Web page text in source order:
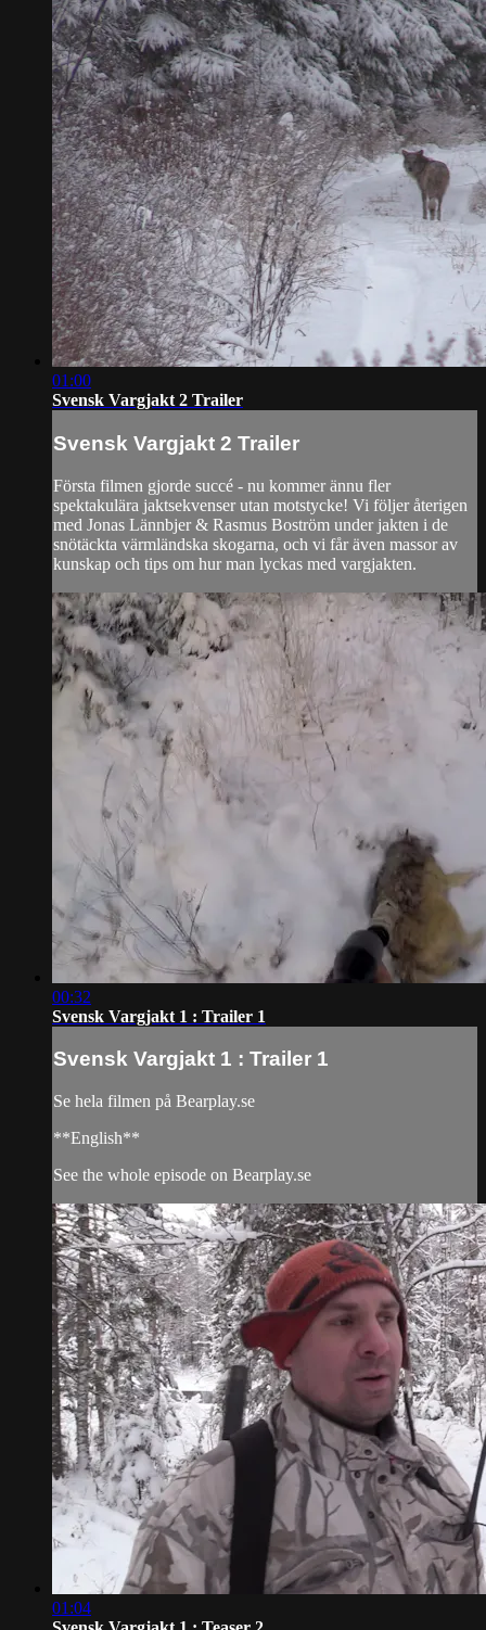
01:00
Svensk Vargjakt 2 Trailer
Svensk Vargjakt 2 Trailer
Första filmen gjorde succé - nu kommer ännu fler
spektakulära jaktsekvenser utan motstycke! Vi följer återigen
med Jonas Lännbjer & Rasmus Boström under jakten i de
snötäckta värmländska skogarna, och vi får även massor av
kunskap och tips om hur man lyckas med vargjakten.
00:32
Svensk Vargjakt 1 : Trailer 1
Svensk Vargjakt 1 : Trailer 1
Se hela filmen på Bearplay.se
**English**
See the whole episode on Bearplay.se
01:04